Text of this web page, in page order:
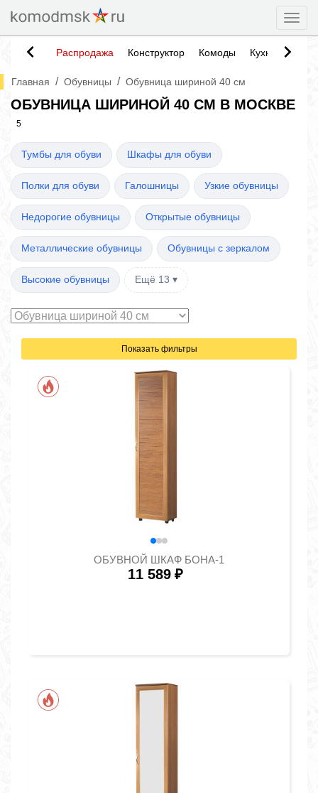
Распродажа Конструктор Комоды Кухни
Главная / Обувницы / Обувница шириной 40 см
ОБУВНИЦА ШИРИНОЙ 40 СМ В МОСКВЕ
5
Тумбы для обуви Шкафы для обуви
Полки для обуви Галошницы Узкие обувницы
Недорогие обувницы Открытые обувницы
Металлические обувницы Обувницы с зеркалом
Высокие обувницы Ещё 13 ▾
Показать фильтры
ОБУВНОЙ ШКАФ БОНА-1
11 589 ₽